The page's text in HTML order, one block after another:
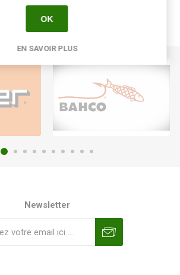
Newsletter
OK
EN SAVOIR PLUS